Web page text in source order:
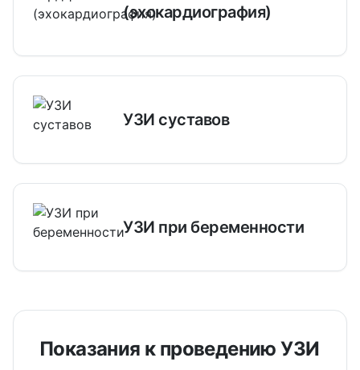
(эхокардиография)
УЗИ суставов
УЗИ при беременности
Показания к проведению УЗИ